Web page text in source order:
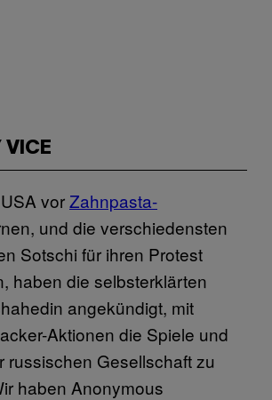
VICE
vorZahnpasta-
und die verschiedensten
Sotschi für ihren Protest
haben die selbsterklärten
angekündigt, mit
Aktionen die Spiele und
russischen Gesellschaft zu
haben Anonymous